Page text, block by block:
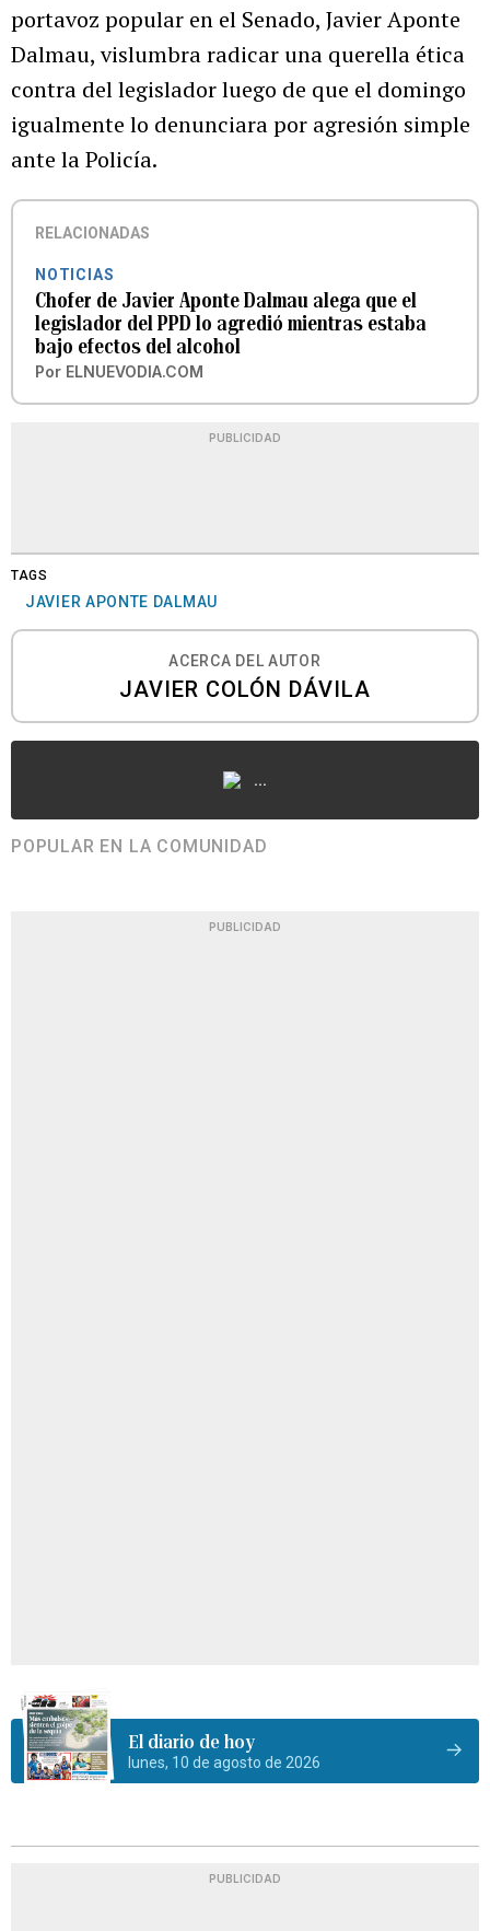
portavoz popular en el Senado, Javier Aponte
Dalmau, vislumbra radicar una querella ética
contra del legislador luego de que el domingo
igualmente lo denunciara por agresión simple
ante la Policía.
RELACIONADAS
NOTICIAS
Chofer de Javier Aponte Dalmau alega que el
legislador del PPD lo agredió mientras estaba
bajo efectos del alcohol
Por ELNUEVODIA.COM
PUBLICIDAD
TAGS
JAVIER APONTE DALMAU
ACERCA DEL AUTOR
JAVIER COLÓN DÁVILA
...
POPULAR EN LA COMUNIDAD
PUBLICIDAD
El diario de hoy
lunes, 10 de agosto de 2026
PUBLICIDAD